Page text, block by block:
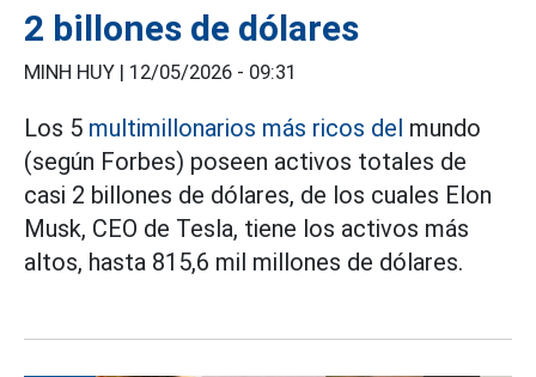
2 billones de dólares
MINH HUY | 12/05/2026 - 09:31
Los 5 multimillonarios más ricos del mundo
(según Forbes) poseen activos totales de
casi 2 billones de dólares, de los cuales Elon
Musk, CEO de Tesla, tiene los activos más
altos, hasta 815,6 mil millones de dólares.